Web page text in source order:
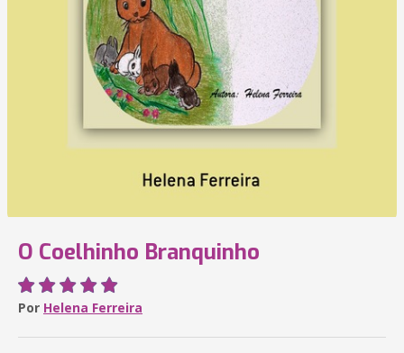
O Coelhinho Branquinho
Por Helena Ferreira